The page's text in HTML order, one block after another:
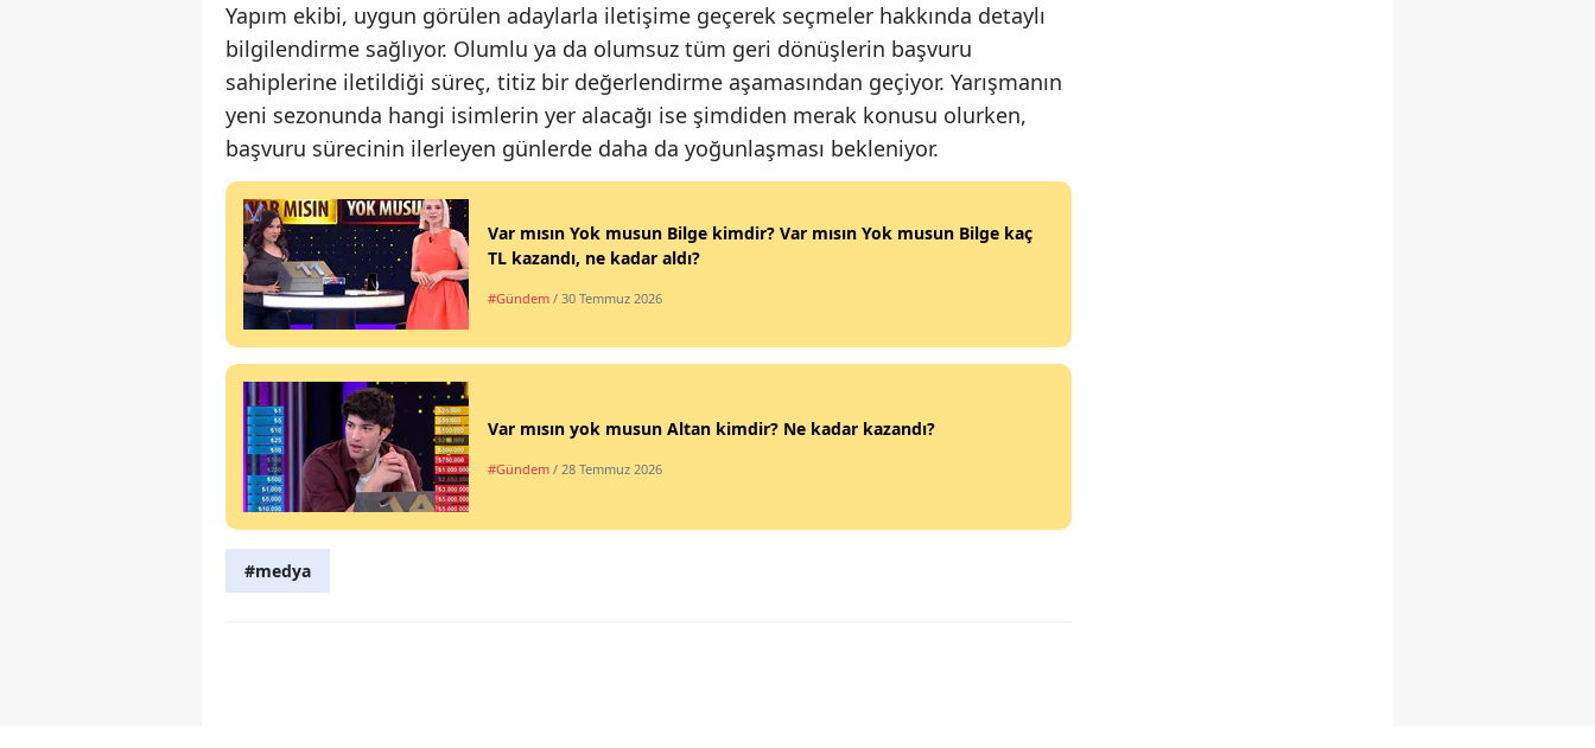
Nevşehir
Niğde
Ordu
Rize
Samsun
Sinop
Yapım ekibi, uygun görülen adaylarla iletişime geçerek seçmeler hakkında detaylı
bilgilendirme sağlıyor. Olumlu ya da olumsuz tüm geri dönüşlerin başvuru
sahiplerine iletildiği süreç, titiz bir değerlendirme aşamasından geçiyor. Yarışmanın
yeni sezonunda hangi isimlerin yer alacağı ise şimdiden merak konusu olurken,
başvuru sürecinin ilerleyen günlerde daha da yoğunlaşması bekleniyor.
Var mısın Yok musun Bilge kimdir? Var mısın Yok musun Bilge kaç
TL kazandı, ne kadar aldı?
#Gündem / 30 Temmuz 2026
Var mısın yok musun Altan kimdir? Ne kadar kazandı?
#Gündem / 28 Temmuz 2026
#medya